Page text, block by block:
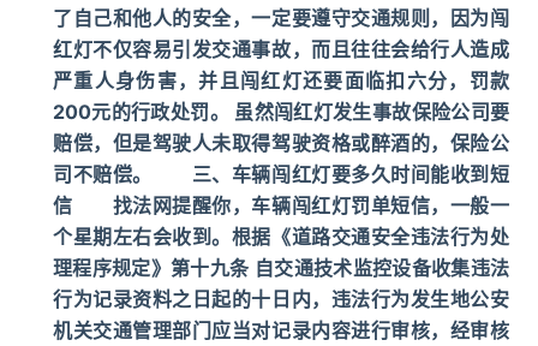
了自己和他人的安全，一定要遵守交通规则，因为闯
红灯不仅容易引发交通事故，而且往往会给行人造成
严重人身伤害，并且闯红灯还要面临扣六分，罚款
200元的行政处罚。 虽然闯红灯发生事故保险公司要
赔偿，但是驾驶人未取得驾驶资格或醉酒的，保险公
司不赔偿。 三、车辆闯红灯要多久时间能收到短
信 找法网提醒你，车辆闯红灯罚单短信，一般一
个星期左右会收到。根据《道路交通安全违法行为处
理程序规定》第十九条 自交通技术监控设备收集违法
行为记录资料之日起的十日内，违法行为发生地公安
机关交通管理部门应当对记录内容进行审核，经审核